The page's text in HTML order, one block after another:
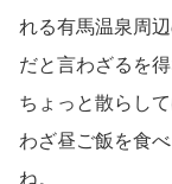
れる有馬温泉周
だと言わざるを
ちょっと散らし
わざ昼ご飯を食
ね。